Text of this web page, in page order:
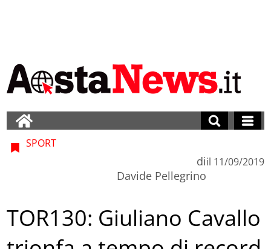
SPORT
di
Davide Pellegrino
il 11/09/2019
TOR130: Giuliano Cavallo